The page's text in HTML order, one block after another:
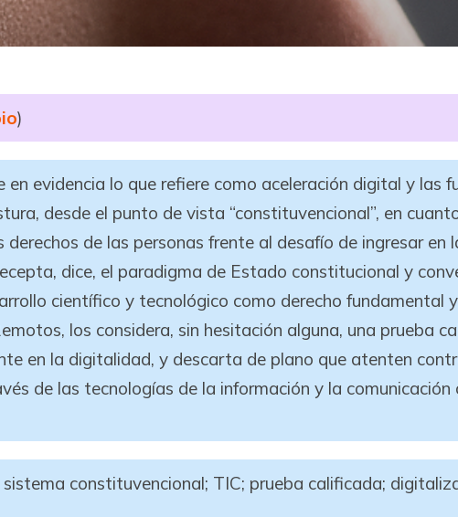
)
evidencia lo que refiere como aceleración digital y las
desde el punto de vista “constituvencional”, en
de las personas frente al desafío de ingresar
dice, el paradigma de Estado constitucional y
científico y tecnológico como derecho fundamental
los considera, sin hesitación alguna, una prueba
en la digitalidad, y descarta de plano que atenten
de las tecnologías de la información y la
constituvencional; TIC; prueba calificada;